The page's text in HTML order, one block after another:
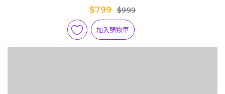
$799
$999
加入購物車